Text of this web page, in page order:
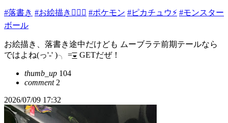
#落書き #お絵描き✍🏻🎨 #ポケモン #ピカチュウ⚡️ #モンスター
ボール
お絵描き、落書き途中だけども ムーブラテ前期テールなら
ではよね(っ'-' )╮ =͟͟͞͞◒ GETだぜ！
thumb_up 104
comment2
2026/07/09 17:32